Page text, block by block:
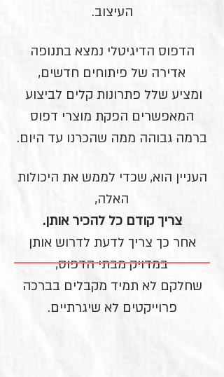
העיצוב.
הדפוס הדיגיטלי נמצא בתנופה
אדירה של פיתוחים חדשים,
ומציע שלל פתרונות קלים לביצוע
המאפשרים הפקת מוצרי דפוס
ברמה גבוהה ממה שהכרנו עד היום.
העניין הוא, שכדי לממש את היכולות
האלה,
צריך קודם כל להכיר אותן.
אחר כך צריך לדעת לדרוש אותן
במדויק מבתי הדפוס,
שחלקם לא תמיד מקבלים בברכה
פרוייקטים לא שיגרתיים.